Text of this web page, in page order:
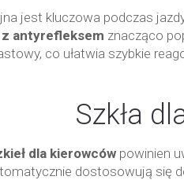
jest kluczowa podczas
z antyrefleksem znacząco
co ułatwia szybkie
Szkła
dla kierowcówpowinien
dostosowują się